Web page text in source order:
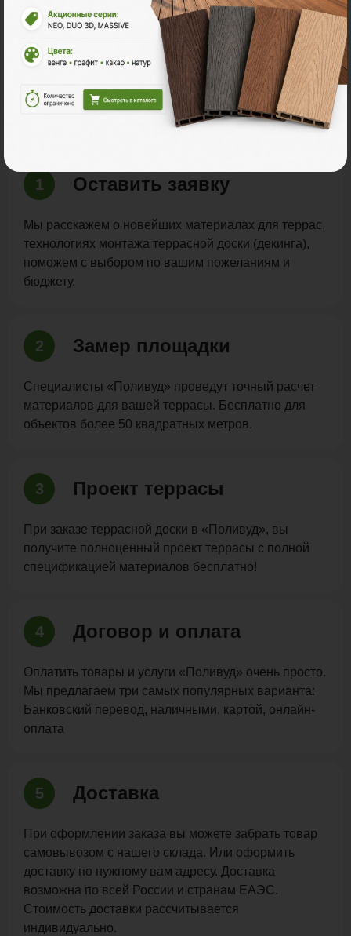
Все проекты
Этапы работы
1 Оставить заявку
Мы расскажем о новейших материалах для террас,
технологиях монтажа террасной доски (декинга),
поможем с выбором по вашим пожеланиям и
бюджету.
2 Замер площадки
Специалисты «Поливуд» проведут точный расчет
материалов для вашей террасы. Бесплатно для
объектов более 50 квадратных метров.
3 Проект террасы
При заказе террасной доски в «Поливуд», вы
получите полноценный проект террасы с полной
спецификацией материалов бесплатно!
4 Договор и оплата
Оплатить товары и услуги «Поливуд» очень просто.
Мы предлагаем три самых популярных варианта:
Банковский перевод, наличными, картой, онлайн-
оплата
5 Доставка
При оформлении заказа вы можете забрать товар
самовывозом с нашего склада. Или оформить
доставку по нужному вам адресу. Доставка
возможна по всей России и странам ЕАЭС.
Стоимость доставки рассчитывается
индивидуально.